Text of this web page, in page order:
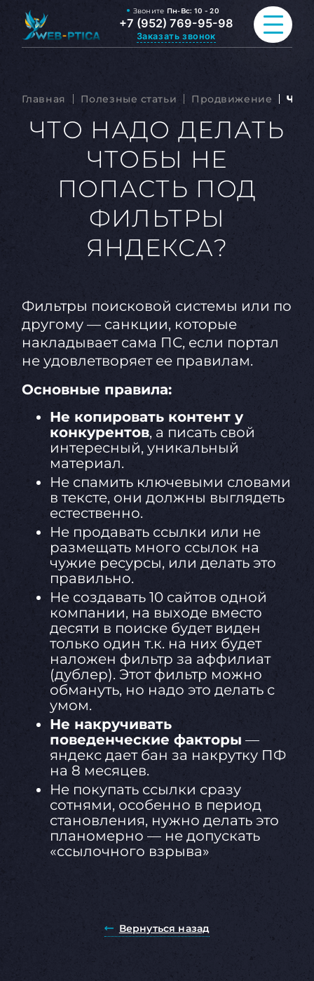
Звоните Пн-Вс: 10 - 20
+7 (952) 769-95-98
Заказать звонок
РАЗРАБОТКА САЙТА
ВСЕ УСЛУГИ
ПОРТФОЛИО
ОБО МНЕ
Главная Полезные статьи Продвижение Что
ЧТО НАДО ДЕЛАТЬ
ЧТОБЫ НЕ
ПОПАСТЬ ПОД
ФИЛЬТРЫ
ЯНДЕКСА?
Фильтры поисковой системы или по
другому — санкции, которые
накладывает сама ПС, если портал
не удовлетворяет ее правилам.
Основные правила:
Не копировать контент у
конкурентов, а писать свой
интересный, уникальный
материал.
Не спамить ключевыми словами
в тексте, они должны выглядеть
естественно.
Не продавать ссылки или не
размещать много ссылок на
чужие ресурсы, или делать это
правильно.
Не создавать 10 сайтов одной
компании, на выходе вместо
десяти в поиске будет виден
только один т.к. на них будет
наложен фильтр за аффилиат
(дублер). Этот фильтр можно
обмануть, но надо это делать с
умом.
Не накручивать
поведенческие факторы —
яндекс дает бан за накрутку ПФ
на 8 месяцев.
Не покупать ссылки сразу
сотнями, особенно в период
становления, нужно делать это
планомерно — не допускать
«ссылочного взрыва»
Вернуться назад